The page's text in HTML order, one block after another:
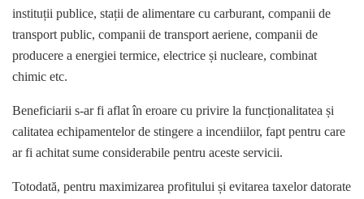
instituții publice, stații de alimentare cu carburant, companii de
transport public, companii de transport aeriene, companii de
producere a energiei termice, electrice și nucleare, combinat
chimic etc.
Beneficiarii s-ar fi aflat în eroare cu privire la funcționalitatea și
calitatea echipamentelor de stingere a incendiilor, fapt pentru care
ar fi achitat sume considerabile pentru aceste servicii.
Totodată, pentru maximizarea profitului și evitarea taxelor datorate